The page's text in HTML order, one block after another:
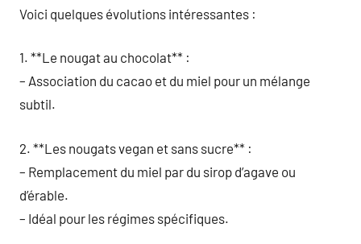
Voici quelques évolutions intéressantes :
1. **Le nougat au chocolat** :
– Association du cacao et du miel pour un mélange
subtil.
2. **Les nougats vegan et sans sucre** :
– Remplacement du miel par du sirop d’agave ou
d’érable.
– Idéal pour les régimes spécifiques.